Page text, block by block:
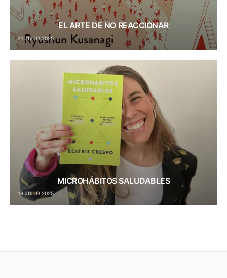
EL ARTE DE NO REACCIONAR
21 JULIO 2025
MICROHÁBITOS SALUDABLES
18 JULIO 2025